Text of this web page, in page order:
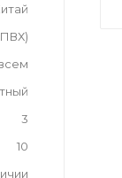
3
10